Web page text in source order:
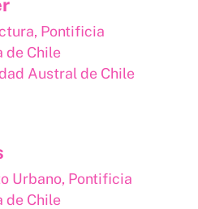
Pontificia
de Chile
Austral de Chile
Urbano, Pontificia
de Chile